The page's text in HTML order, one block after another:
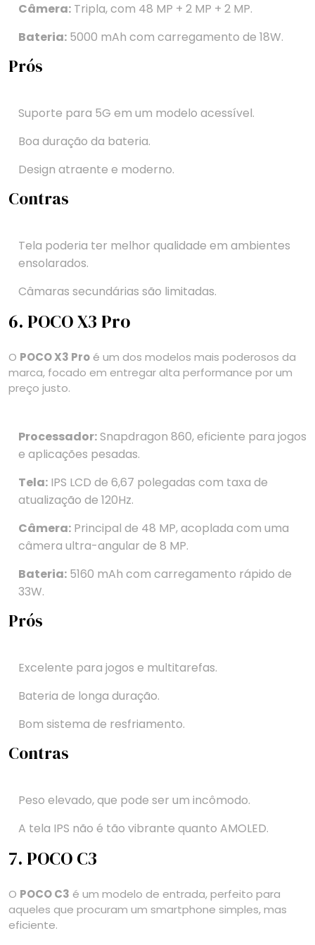
Câmera: Tripla, com 48 MP + 2 MP + 2 MP.
Bateria: 5000 mAh com carregamento de 18W.
Prós
Suporte para 5G em um modelo acessível.
Boa duração da bateria.
Design atraente e moderno.
Contras
Tela poderia ter melhor qualidade em ambientes
ensolarados.
Câmaras secundárias são limitadas.
6. POCO X3 Pro
O POCO X3 Pro é um dos modelos mais poderosos da
marca, focado em entregar alta performance por um
preço justo.
Processador:Snapdragon 860, eficiente para jogos
e aplicações pesadas.
Tela: IPS LCD de 6,67 polegadas com taxa de
atualização de 120Hz.
Câmera: Principal de 48 MP, acoplada com uma
câmera ultra-angular de 8 MP.
Bateria: 5160 mAh com carregamento rápido de
33W.
Prós
Excelente para jogos e multitarefas.
Bateria de longa duração.
Bom sistema de resfriamento.
Contras
Peso elevado, que pode ser um incômodo.
A tela IPS não é tão vibrante quanto AMOLED.
7. POCO C3
O POCO C3 é um modelo de entrada, perfeito para
aqueles que procuram um smartphone simples, mas
eficiente.